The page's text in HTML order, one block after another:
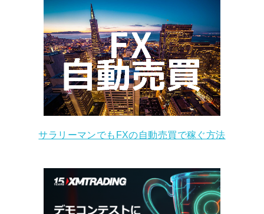
サラリーマンでもFXの自動売買で稼ぐ方法